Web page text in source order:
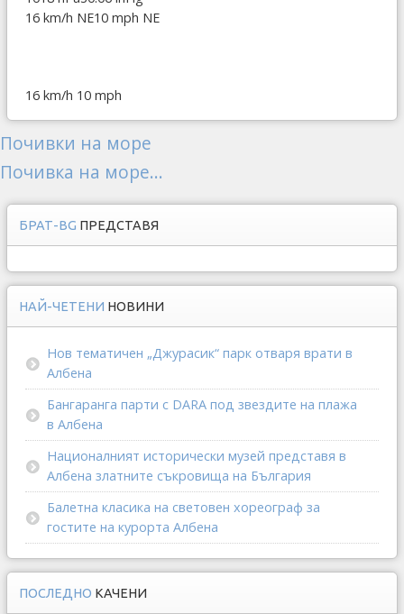
16 km/h NE10 mph NE
16 km/h 10 mph
Почивки на море
Почивка на море...
БРАТ-BG ПРЕДСТАВЯ
НАЙ-ЧЕТЕНИ НОВИНИ
Нов тематичен „Джурасик“ парк отваря врати в
Албена
Бангаранга парти с DARA под звездите на плажа
в Албена
Националният исторически музей представя в
Албена златните съкровища на България
Балетна класика на световен хореограф за
гостите на курорта Албена
ПОСЛЕДНО КАЧЕНИ